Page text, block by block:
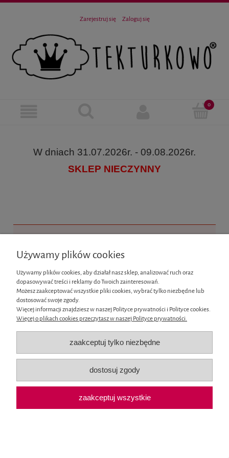
Zarejestruj się Zaloguj się
W dniach 31.07.2026r. - 09.08.2026r.
SKLEP NIECZYNNY
Moje konto
Płatności i dostawa
O nas
pokaż pełną wersję strony
Sklep internetowy Shoper.pl
Używamy plików cookies
Używamy plików cookies, aby działał nasz sklep, analizować ruch oraz
dopasowywać treści i reklamy do Twoich zainteresowań.
Możesz zaakceptować wszystkie pliki cookies, wybrać tylko niezbędne lub
dostosować swoje zgody.
Więcej informacji znajdziesz w naszej Polityce prywatności i Polityce cookies.
Więcej o plikach cookies przeczytasz w naszej Polityce prywatności.
zaakceptuj tylko niezbędne
dostosuj zgody
zaakceptuj wszystkie